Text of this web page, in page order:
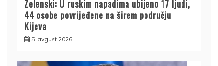
Zelenski: U ruskim napadima ubijeno 17 ljudi,
44 osobe povrijeđene na širem području
Kijeva
5. avgust 2026.